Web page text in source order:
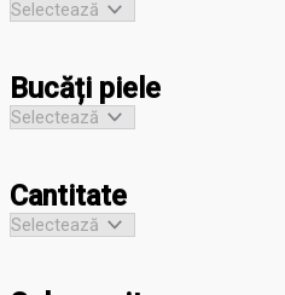
Bucăți piele
Cantitate